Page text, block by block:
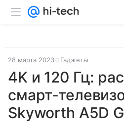
28 марта 2023 Гаджеты
4K и 120 Гц:
смарт-
Skyworth A5D